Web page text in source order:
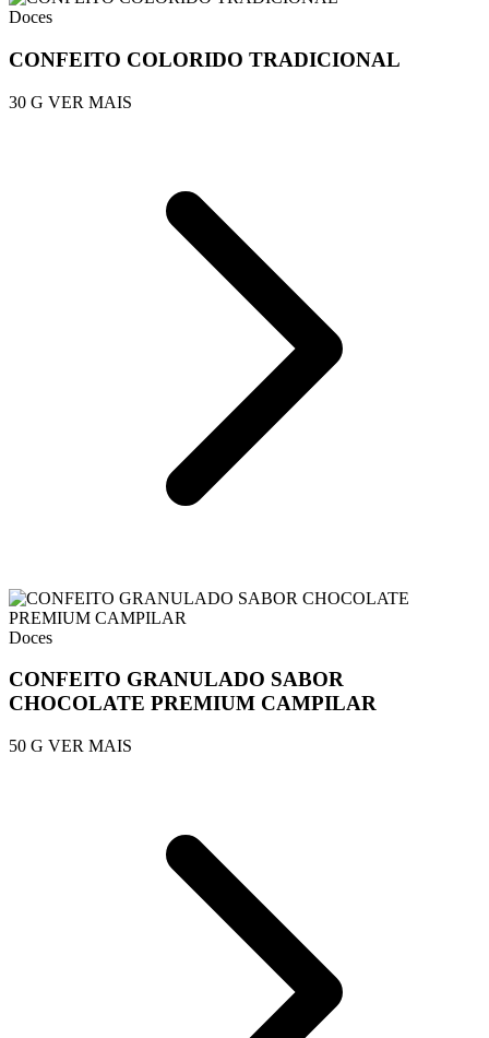
Doces
CONFEITO COLORIDO TRADICIONAL
30 G VER MAIS
Doces
CONFEITO GRANULADO SABOR
CHOCOLATE PREMIUM CAMPILAR
50 G VER MAIS